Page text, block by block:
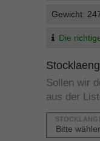
Gewicht:
Die
Sollen wir
aus der